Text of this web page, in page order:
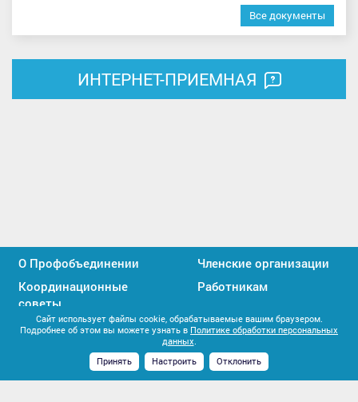
Все документы
ИНТЕРНЕТ-ПРИЕМНАЯ
О Профобъединении
Членские организации
Координационные
советы
Работникам
Профактивистам
Единство профсоюзов
Сайт использует файлы cookie, обрабатываемые вашим браузером.
Подробнее об этом вы можете узнать в Политике обработки персональных
данных.
Принять
Настроить Отклонить